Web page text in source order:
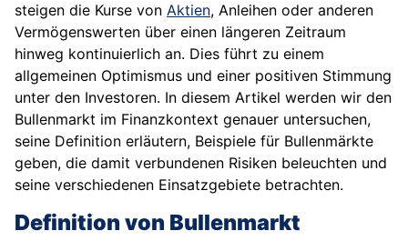
steigen die Kurse von Aktien, Anleihen oder anderen
Vermögenswerten über einen längeren Zeitraum
hinweg kontinuierlich an. Dies führt zu einem
allgemeinen Optimismus und einer positiven Stimmung
unter den Investoren. In diesem Artikel werden wir den
Bullenmarkt im Finanzkontext genauer untersuchen,
seine Definition erläutern, Beispiele für Bullenmärkte
geben, die damit verbundenen Risiken beleuchten und
seine verschiedenen Einsatzgebiete betrachten.
Definition von Bullenmarkt